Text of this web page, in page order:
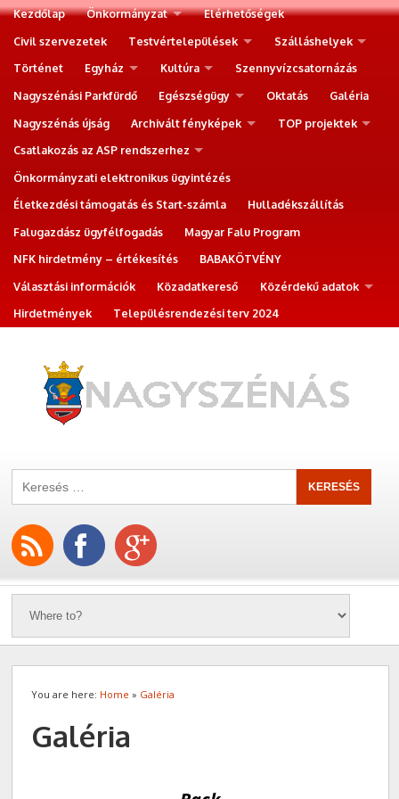
Kezdőlap Önkormányzat
Elérhetőségek
Civil szervezetek
Testvértelepülések
Szálláshelyek
Történet
Egyház Kultúra
Szennyvízcsatornázás
Nagyszénási Parkfürdő
Egészségügy Oktatás
Galéria
Nagyszénás újság
Archivált fényképek
TOP projektek
Csatlakozás az ASP rendszerhez
Önkormányzati elektronikus ügyintézés
Életkezdési támogatás és Start-számla
Hulladékszállítás
Falugazdász ügyfélfogadás
Magyar Falu Program
NFK hirdetmény – értékesítés
BABAKÖTVÉNY
Választási információk
Közadatkereső
Közérdekű adatok
Hirdetmények
Településrendezési terv 2024
You are here: Home » Galéria
Galéria